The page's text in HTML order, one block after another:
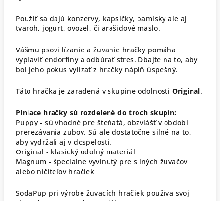
Použiť sa dajú konzervy, kapsičky, pamlsky ale aj
tvaroh, jogurt, ovozel, či arašidové maslo.
Vášmu psovi lízanie a žuvanie hračky pomáha
vyplaviť endorfíny a odbúrať stres. Dbajte na to, aby
bol jeho pokus vylízať z hračky náplň úspešný.
Táto hračka je zaradená v skupine odolnosti Original.
Plniace hračky sú rozdelené do troch skupín:
Puppy - sú vhodné pre šteňatá, obzvlášť v období
prerezávania zubov. Sú ale dostatočne silné na to,
aby vydržali aj v dospelosti.
Original - klasický odolný materiál
Magnum - špecialne vyvinutý pre silných žuvačov
alebo ničiteľov hračiek
SodaPup pri výrobe žuvacích hračiek používa svoj